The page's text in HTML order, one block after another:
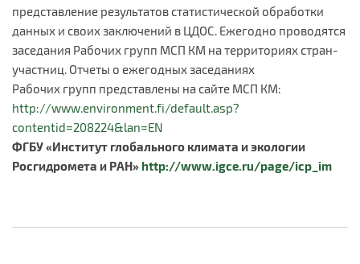
представление результатов статистической обработки
данных и своих заключений в ЦДОС. Ежегодно проводятся
заседания Рабочих групп МСП КМ на территориях стран-
участниц. Отчеты о ежегодных заседаниях
Рабочих групп представлены на сайте МСП КМ:
http://www.environment.fi/default.asp?
contentid=208224&lan=EN
ФГБУ «Институт глобального климата и экологии
Росгидромета и РАН» http://www.igce.ru/page/icp_im